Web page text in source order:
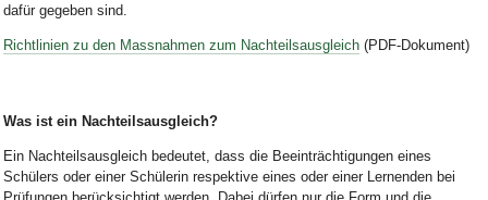
dafür gegeben sind.
Richtlinien zu den Massnahmen zum Nachteilsausgleich(PDF-Dokument)
Was ist ein Nachteilsausgleich?
Ein Nachteilsausgleich bedeutet, dass die Beeinträchtigungen eines
Schülers oder einer Schülerin respektive eines oder einer Lernenden bei